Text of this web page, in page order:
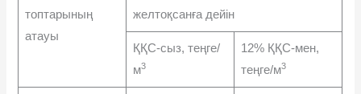
топтарының
атауы
желтоқсанға дейін
ҚҚС-сыз, теңге/
м3
12% ҚҚС-мен,
теңге/м3